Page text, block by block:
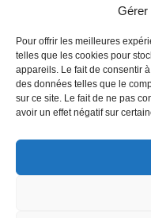
Gérer
Pour offrir les meilleures
telles que les cookies pour
appareils. Le fait de consentir
des données telles que le
sur ce site. Le fait de ne pas
avoir un effet négatif sur